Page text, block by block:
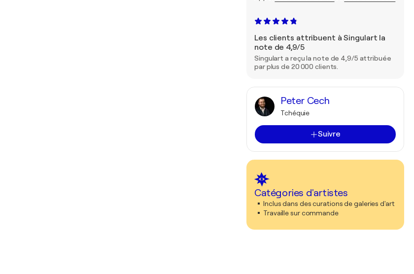
Les clients attribuent à Singulart la
note de 4,9/5
Singulart a reçu la note de 4,9/5 attribuée
par plus de 20 000 clients.
Peter Cech
Tchéquie
Suivre
Catégories d'artistes
Inclus dans des curations de galeries d'art
Travaille sur commande